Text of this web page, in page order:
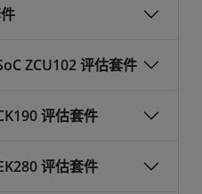
ZCU102 评估套件
评估套件
评估套件